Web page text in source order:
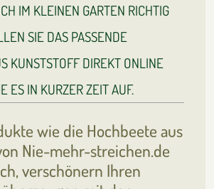
IM KLEINEN GARTEN RICHTIG
SIE DAS PASSENDE
KUNSTSTOFF DIREKT ONLINE
ES IN KURZER ZEIT AUF.
wie die Hochbeete aus
Nie-mehr-streichen.de
verschönern Ihren